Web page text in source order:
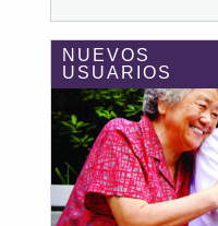
NUEVOS
USUARIOS